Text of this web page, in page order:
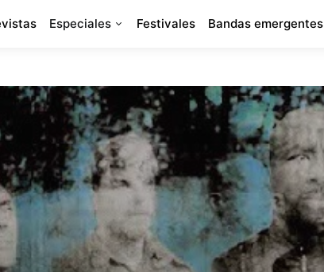
Especiales Festivales Bandas emergentes